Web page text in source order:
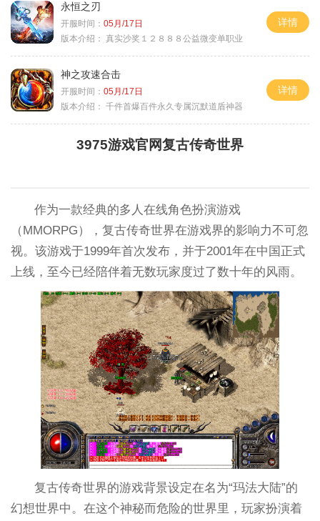
永恒之刃
开服时间： 05月/17日
版本介绍： 真实沙奖１２８８８公益微变单职业
详情
神之攻速合击
开服时间： 05月/17日
版本介绍： 千件首爆百件永久专属沉默道盾神器
详情
3975游戏官网复古传奇世界
作为一款经典的多人在线角色扮演游戏
（MMORPG），复古传奇世界在游戏界的影响力不可忽
视。该游戏于1999年首次发布，并于2001年在中国正式
上线，至今已经陪伴着无数玩家度过了数十年的风雨。
复古传奇世界的游戏背景设定在名为“玛法大陆”的
幻想世界中。在这个神秘而危险的世界里，玩家扮演着